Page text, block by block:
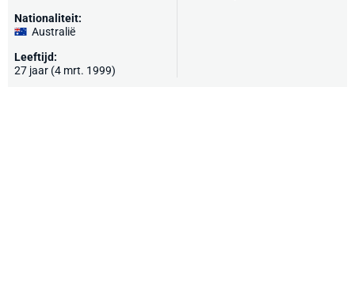
Nationaliteit:
Australië
Leeftijd:
27 jaar (4 mrt. 1999)